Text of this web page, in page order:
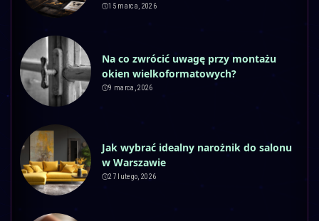
15 marca, 2026
Na co zwrócić uwagę przy montażu
okien wielkoformatowych?
9 marca, 2026
Jak wybrać idealny narożnik do salonu
w Warszawie
27 lutego, 2026